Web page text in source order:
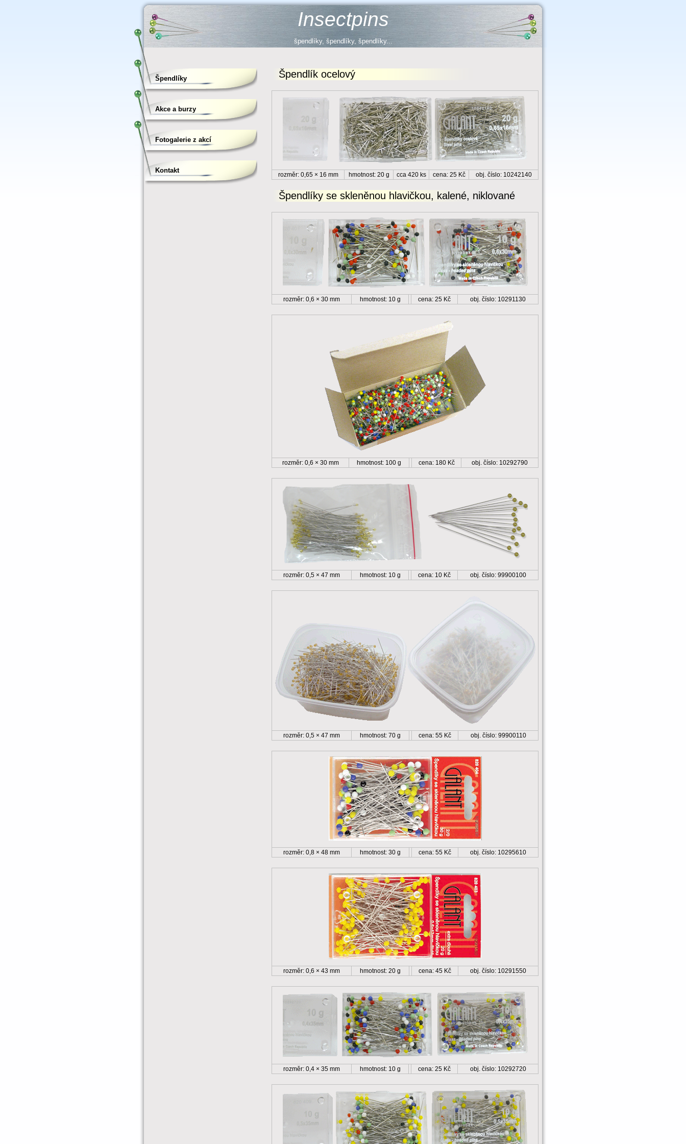
Insectpins
špendlíky, špendlíky, špendlíky...
Špendlíky
Akce a burzy
Fotogalerie z akcí
Kontakt
Špendlík ocelový
rozměr: 0,65 × 16 mm hmotnost: 20 g cca 420 ks cena: 25 Kč obj. číslo: 10242140
Špendlíky se skleněnou hlavičkou, kalené, niklované
rozměr: 0,6 × 30 mm hmotnost: 10 g cena: 25 Kč obj. číslo: 10291130
rozměr: 0,6 × 30 mm hmotnost: 100 g cena: 180 Kč obj. číslo: 10292790
rozměr: 0,5 × 47 mm hmotnost: 10 g cena: 10 Kč obj. číslo: 99900100
rozměr: 0,5 × 47 mm hmotnost: 70 g cena: 55 Kč obj. číslo: 99900110
rozměr: 0,8 × 48 mm hmotnost: 30 g cena: 55 Kč obj. číslo: 10295610
rozměr: 0,6 × 43 mm hmotnost: 20 g cena: 45 Kč obj. číslo: 10291550
rozměr: 0,4 × 35 mm hmotnost: 10 g cena: 25 Kč obj. číslo: 10292720